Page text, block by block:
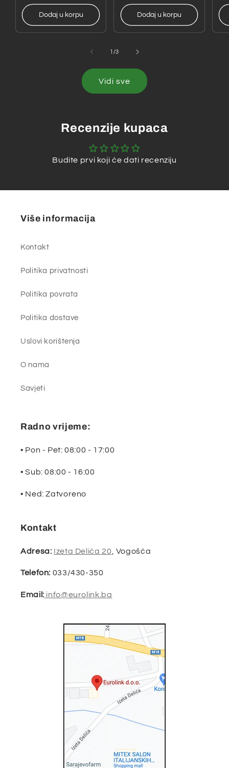
Dodaj u korpu Dodaj u korpu
1 /od
3
Vidi sve
Recenzije kupaca
Budite prvi koji će dati recenziju
Više informacija
Kontakt
Politika privatnosti
Politika povrata
Politika dostave
Uslovi korištenja
O nama
Savjeti
Radno vrijeme:
• Pon - Pet: 08:00 - 17:00
• Sub: 08:00 - 16:00
• Ned: Zatvoreno
Kontakt
Adresa: Izeta Delića 20 , Vogošća
Telefon: 033/430-350
Email: info@eurolink.ba